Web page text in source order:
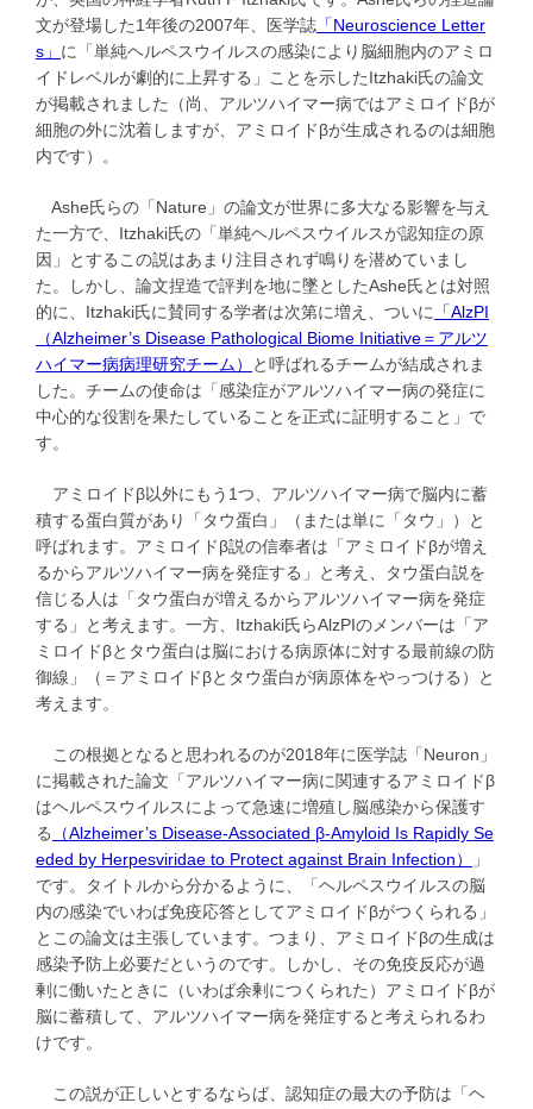
文が登場した1年後の2007年、医学誌 「Neuroscience Letter
s」 に「単純ヘルペスウイルスの感染により脳細胞内のアミロ
イドレベルが劇的に上昇する」ことを示したItzhaki氏の論文
が掲載されました（尚、アルツハイマー病ではアミロイドβが
細胞の外に沈着しますが、アミロイドβが生成されるのは細胞
内です）。
Ashe氏らの「Nature」の論文が世界に多大なる影響を与え
た一方で、Itzhaki氏の「単純ヘルペスウイルスが認知症の原
因」とするこの説はあまり注目されず鳴りを潜めていまし
た。しかし、論文捏造で評判を地に墜としたAshe氏とは対照
的に、Itzhaki氏に賛同する学者は次第に増え、ついに 「AlzPI
（Alzheimer’s Disease Pathological Biome Initiative＝アルツ
ハイマー病病理研究チーム）
と呼ばれるチームが結成されま
した。チームの使命は「感染症がアルツハイマー病の発症に
中心的な役割を果たしていることを正式に証明すること」で
す。
アミロイドβ以外にもう1つ、アルツハイマー病で脳内に蓄
積する蛋白質があり「タウ蛋白」（または単に「タウ」）と
呼ばれます。アミロイドβ説の信奉者は「アミロイドβが増え
るからアルツハイマー病を発症する」と考え、タウ蛋白説を
信じる人は「タウ蛋白が増えるからアルツハイマー病を発症
する」と考えます。一方、Itzhaki氏らAlzPIのメンバーは「ア
ミロイドβとタウ蛋白は脳における病原体に対する最前線の防
御線」（＝アミロイドβとタウ蛋白が病原体をやっつける）と
考えます。
この根拠となると思われるのが2018年に医学誌「Neuron」
に掲載された論文「アルツハイマー病に関連するアミロイドβ
はヘルペスウイルスによって急速に増殖し脳感染から保護す
る
（Alzheimer’s Disease-Associated β-Amyloid Is Rapidly Se
eded by Herpesviridae to Protect against Brain Infection）
」
です。タイトルから分かるように、「ヘルペスウイルスの脳
内の感染でいわば免疫応答としてアミロイドβがつくられる」
とこの論文は主張しています。つまり、アミロイドβの生成は
感染予防上必要だというのです。しかし、その免疫反応が過
剰に働いたときに（いわば余剰につくられた）アミロイドβが
脳に蓄積して、アルツハイマー病を発症すると考えられるわ
けです。
この説が正しいとするならば、認知症の最大の予防は「ヘ